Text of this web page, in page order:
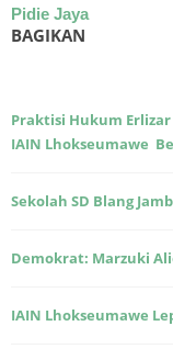
Pidie Jaya
BAGIKAN
Praktisi Hukum
IAIN Lhokseumawe
Sekolah SD Blang
Demokrat: Marzuki
IAIN Lhokseumawe